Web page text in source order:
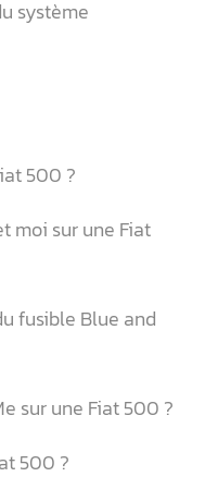
système
500 ?
moi sur une Fiat
fusible Blue and
sur une Fiat 500 ?
500 ?